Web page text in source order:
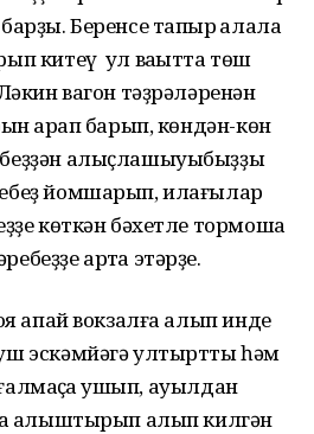
Беренсе тапҡыр ҡалала
китеү ул ваҡытта төш
вагон тәҙрәләренән
ҡарап барып, көндән-көн
алыҫлашыуыбыҙҙы
йомшарып, илағылар
көткән бәхетле тормошҡа
артҡа этәрҙе.
апай вокзалға алып инде
эскәмйәгә ултыртты һәм
ҡушып, ауылдан
алыштырып алып килгән